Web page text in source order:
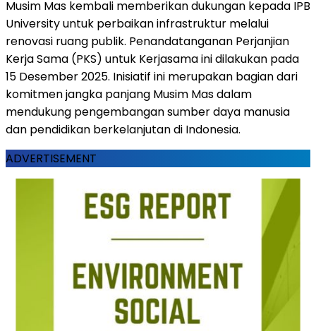
Musim Mas kembali memberikan dukungan kepada IPB
University untuk perbaikan infrastruktur melalui
renovasi ruang publik. Penandatanganan Perjanjian
Kerja Sama (PKS) untuk Kerjasama ini dilakukan pada
15 Desember 2025. Inisiatif ini merupakan bagian dari
komitmen jangka panjang Musim Mas dalam
mendukung pengembangan sumber daya manusia
dan pendidikan berkelanjutan di Indonesia.
ADVERTISEMENT